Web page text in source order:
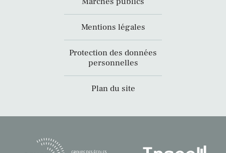
Mentions légales
Protection des données
personnelles
Plan du site